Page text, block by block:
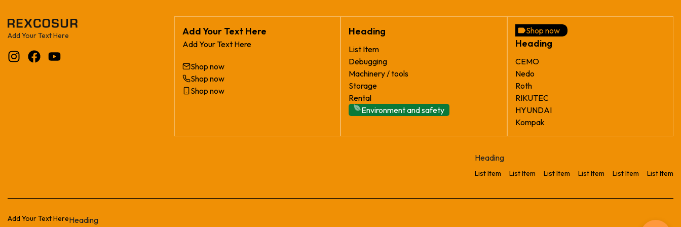
Add Your Text Here Add Your Text Here
Add Your Text Here
Shop now
Shop now
Shop now
Heading
List Item
Debugging
Machinery / tools
Storage
Rental
Environment and safety
Shop now
Heading
CEMO
Nedo
Roth
RIKUTEC
HYUNDAI
Kompak
Heading
List Item List Item List Item List Item List Item List Item
Add Your Text HereHeading